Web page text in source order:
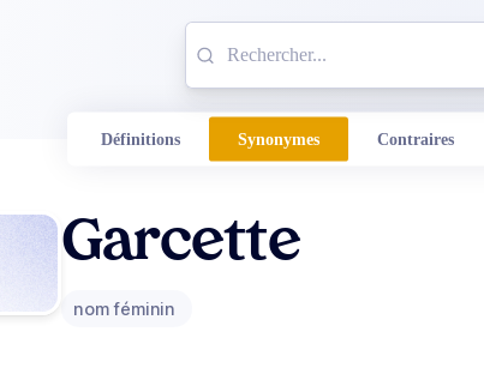
Définitions Synonymes Contraires
Garcette
nom féminin